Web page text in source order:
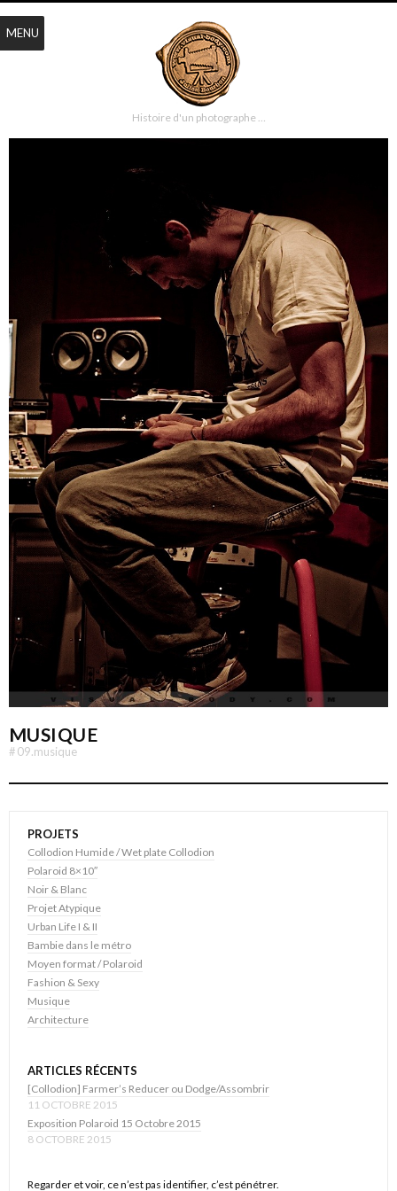
Histoire d'un photographe …
MUSIQUE
#09.musique
PROJETS
Collodion Humide / Wet plate Collodion
Polaroid 8×10″
Noir & Blanc
Projet Atypique
Urban Life I & II
Bambie dans le métro
Moyen format / Polaroid
Fashion & Sexy
Musique
Architecture
ARTICLES RÉCENTS
[Collodion] Farmer’s Reducer ou Dodge/Assombrir
11 OCTOBRE 2015
Exposition Polaroid 15 Octobre 2015
8 OCTOBRE 2015
Regarder et voir, ce n’est pas identifier, c’est pénétrer.
MENU